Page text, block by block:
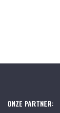
ONZE PARTNER: